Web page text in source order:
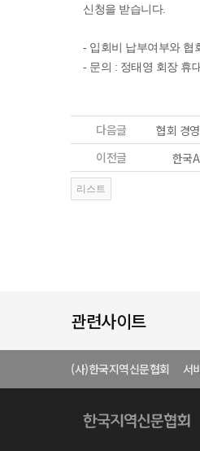
신청을 받습니다.
- 입회비 납부여부와 협
- 문의 : 정태영 회장 휴
다음글
협회 경
이전글
한국
관련사이트
(사)한국지역신문협회 서